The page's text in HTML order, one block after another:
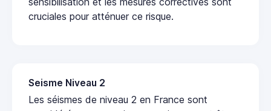
cruciales pour atténuer ce risque.
Seisme Niveau 2
Les séismes de niveau 2 en France sont